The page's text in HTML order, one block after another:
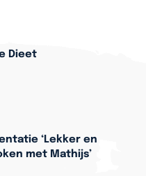
Dieet
‘Lekker en
met Mathijs’